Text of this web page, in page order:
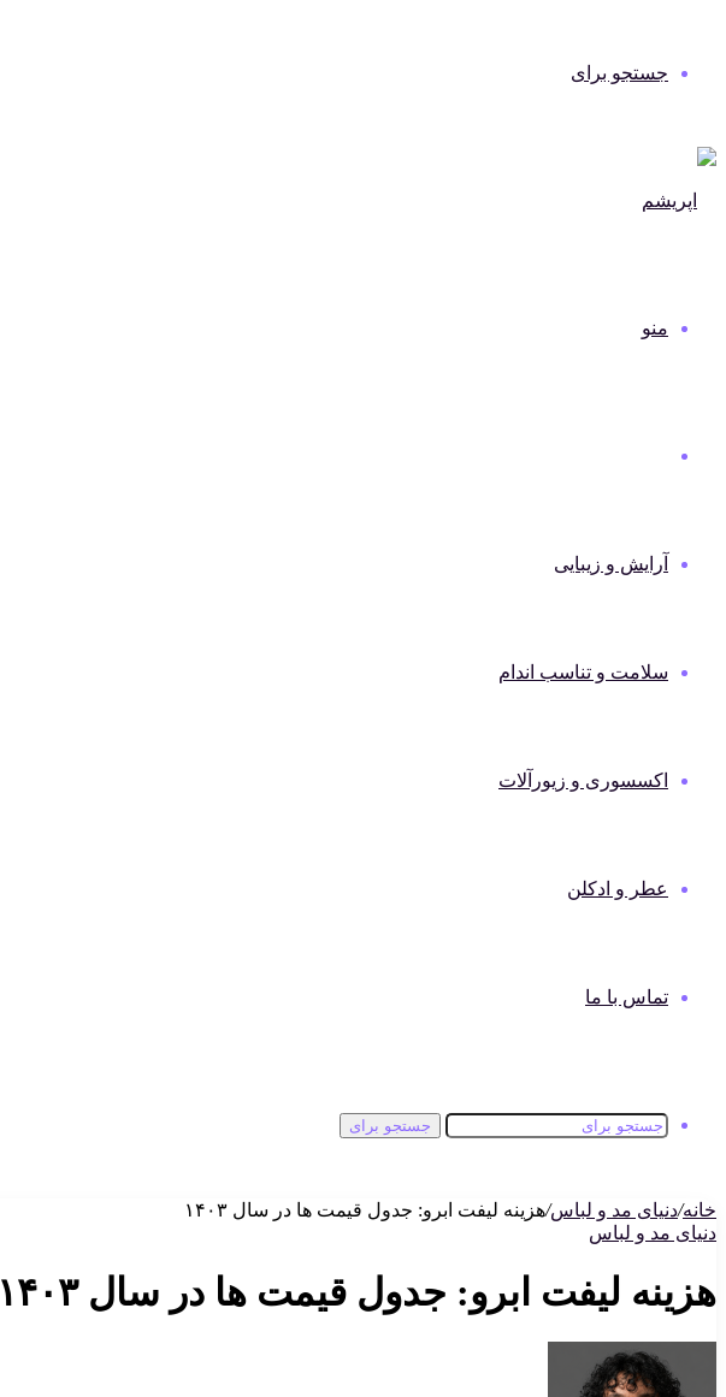
جستجو برای
منو
آرایش و زیبایی
سلامت و تناسب اندام
اکسسوری و زیورآلات
عطر و ادکلن
تماس با ما
جستجو برای
خانه/دنیای مد و لباس/هزینه لیفت ابرو: جدول قیمت ها در سال ۱۴۰۳
دنیای مد و لباس
هزینه لیفت ابرو: جدول قیمت ها در سال ۱۴۰۳